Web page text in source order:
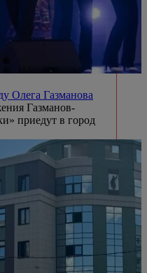
Олега Газманова
Газманов-
приедут в город